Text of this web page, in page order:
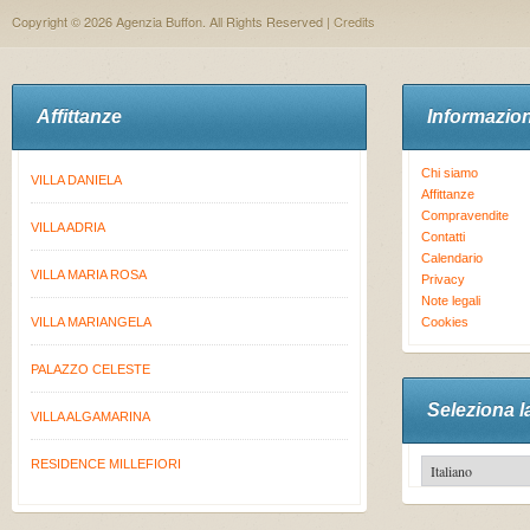
Copyright © 2026 Agenzia Buffon. All Rights Reserved | Credits
Affittanze
VILLA DANIELA
VILLA ADRIA
VILLA MARIA ROSA
VILLA MARIANGELA
PALAZZO CELESTE
VILLA ALGAMARINA
RESIDENCE MILLEFIORI
Chi siamo
Affittanze
Compravendite
Contatti
Calendario
Privacy
Note legali
Cookies
Seleziona